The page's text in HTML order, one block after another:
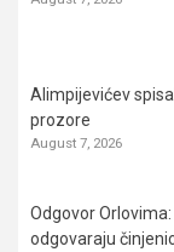
Alimpijevićev
prozore
August 7, 2026
Odgovor
odgovaraju